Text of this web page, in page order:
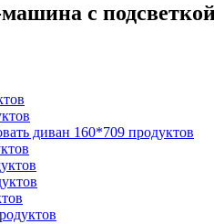
с
диван 160*709 продуктов